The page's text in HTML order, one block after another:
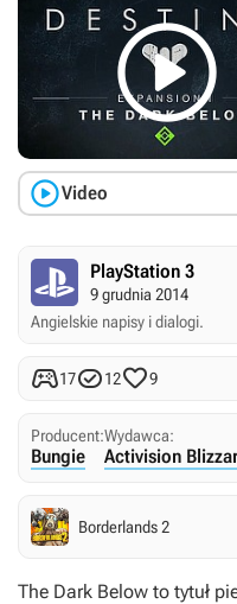

Video
PlayStation 3
9 grudnia 2014
Angielskie napisy i dialogi.
17129
Producent:
Bungie
Wydawca:
Activision
Borderlands 2
The Dark Below to tytuł